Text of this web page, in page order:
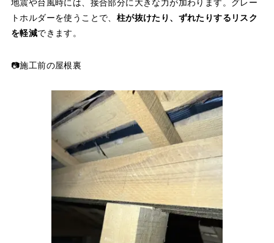
地震や台風時には、接合部分に大きな力が加わります。グレー
トホルダーを使うことで、 柱が抜けたり、ずれたりするリスク
を軽減できます。
📷施工前の屋根裏